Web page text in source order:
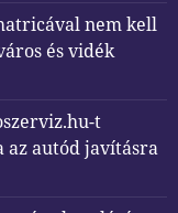
nem kell
és vidék
t
az autód javításra